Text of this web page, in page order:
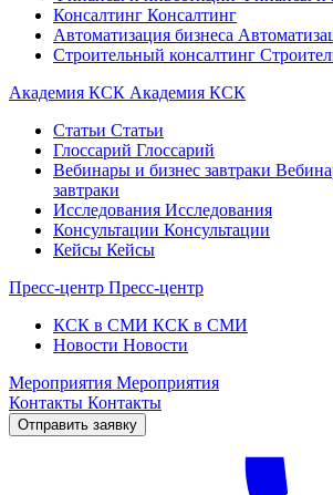
Консалтинг Консалтинг
Автоматизация бизнеса
Строительный консалтинг
Академия КСК Академия КСК
Статьи Статьи
Глоссарий Глоссарий
Вебинары и бизнес завтраки
завтраки
Исследования Исследования
Консультации Консультации
Кейсы Кейсы
Пресс-центр Пресс-центр
КСК в СМИ КСК в СМИ
Новости Новости
Мероприятия Мероприятия
Контакты Контакты
Отправить заявку